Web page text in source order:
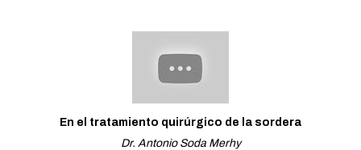
En el tratamiento quirúrgico de la sordera
Dr. Antonio Soda Merhy